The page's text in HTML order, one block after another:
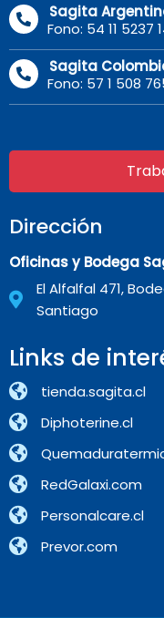
Sagita
Fono: 54 11 5237
Sagita
Fono: 57 1 508
Dirección
Oficinas y Bodega
El Alfalfal 471,
Santiago
Links de
tienda.sagita.cl
Diphoterine.cl
RedGalaxi.com
Personalcare.cl
Prevor.com